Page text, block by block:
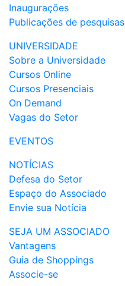
Inaugurações
Publicações de pesquisas
UNIVERSIDADE
Sobre a Universidade
Cursos Online
Cursos Presenciais
On Demand
Vagas do Setor
EVENTOS
NOTÍCIAS
Defesa do Setor
Espaço do Associado
Envie sua Notícia
SEJA UM ASSOCIADO
Vantagens
Guia de Shoppings
Associe-se